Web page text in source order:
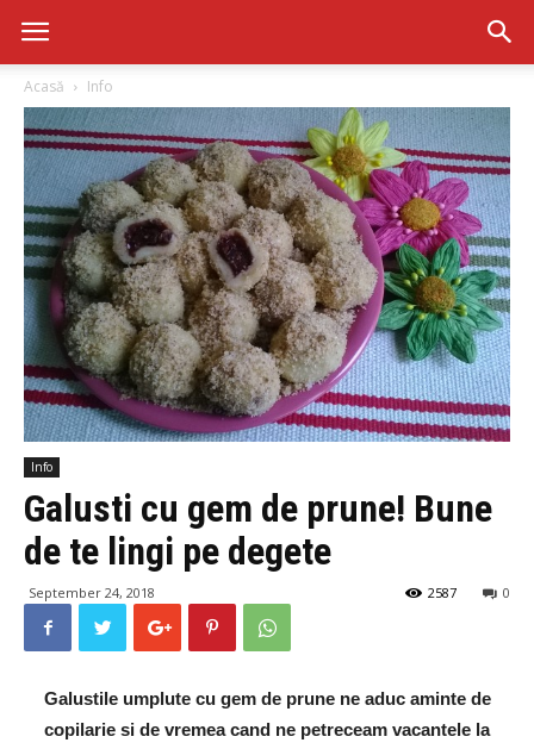
Acasă Info
Info
Galusti cu gem de prune! Bune
de te lingi pe degete
September 24, 2018 0
2587
Galustile umplute cu gem de prune ne aduc aminte de
copilarie si de vremea cand ne petreceam vacantele la